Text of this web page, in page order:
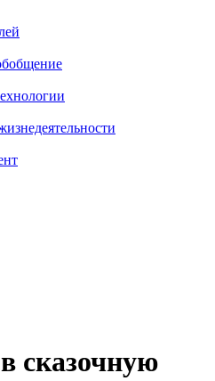
сказочную